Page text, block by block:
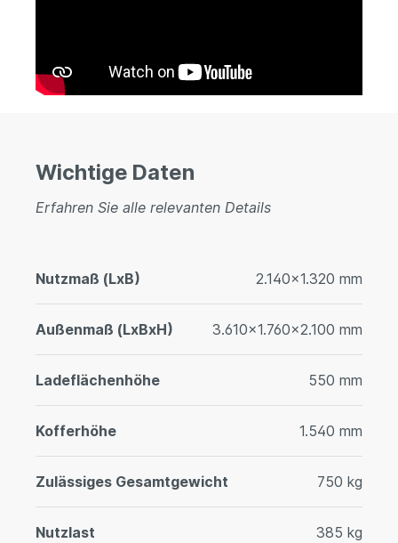
Wichtige Daten
Erfahren Sie alle relevanten Details
Nutzmaß (LxB) 2.140x1.320 mm
Außenmaß (LxBxH) 3.610x1.760x2.100 mm
Ladeflächenhöhe 550 mm
Kofferhöhe 1.540 mm
Zulässiges Gesamtgewicht 750 kg
Nutzlast 385 kg